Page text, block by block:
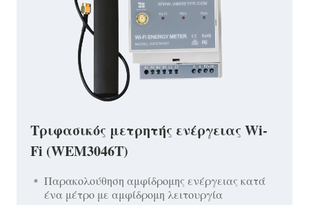
Τριφασικός μετρητής ενέργειας Wi-
Fi (WEM3046T)
Παρακολούθηση αμφίδρομης ενέργειας κατά
ένα μέτρο με αμφίδρομη λειτουργία